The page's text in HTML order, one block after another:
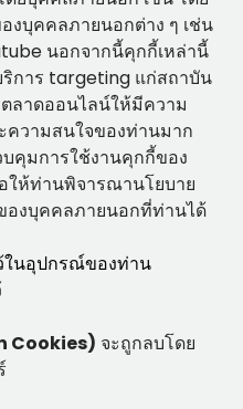
งบุคคลภายนอกต่าง ๆ เช่น
นอกจากนี้คุกกี้เหล่านี้
ริการ targeting แก่สถาบัน
ลาดออนไลน์ให้มีความ
ความสนใจของท่านมาก
คุมการใช้งานคุกกี้ของ
ให้ท่านพิจารณานโยบาย
องบุคคลภายนอกที่ท่านได้
ในอุปกรณ์ของท่าน
Cookies) จะถูกลบโดย